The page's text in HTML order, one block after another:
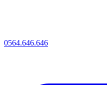
0564.646.646